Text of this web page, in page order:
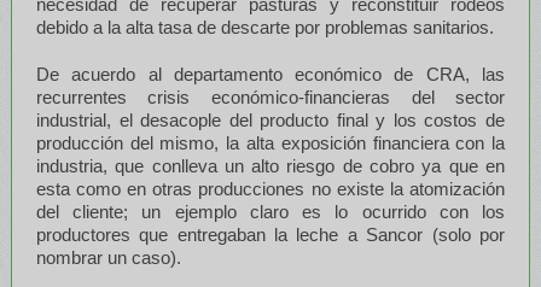
debido a la alta tasa de descarte por problemas sanitarios.
De acuerdo al departamento económico de CRA, las
recurrentes crisis económico-financieras del sector
industrial, el desacople del producto final y los costos de
producción del mismo, la alta exposición financiera con la
industria, que conlleva un alto riesgo de cobro ya que en
esta como en otras producciones no existe la atomización
del cliente; un ejemplo claro es lo ocurrido con los
productores que entregaban la leche a Sancor (solo por
nombrar un caso).